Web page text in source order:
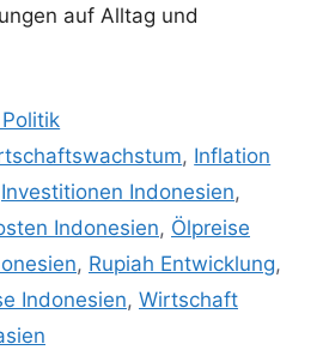
auf Alltag und
, Inflation
Investitionen Indonesien,
Indonesien, Ölpreise
, Rupiah Entwicklung,
Indonesien, Wirtschaft